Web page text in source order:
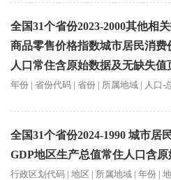
全国31个省份2023-2000其他相
商品零售价格指数城市居民消费
人口常住含原始数据及无缺失值
年份 | 省份代码 | 省份 | 所属地域 | 人口-
全国31个省份2024-1990 城市居
GDP地区生产总值常住人口含
行政区划代码 | 地区 | 所属地域 | 年份 | 地